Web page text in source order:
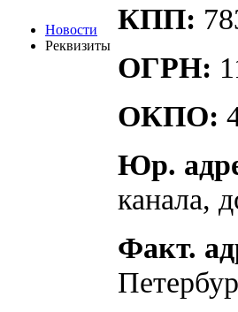
Новости
Реквизиты
КПП:
ОГРН:
ОКПО:
Юр.
канала,
Факт.